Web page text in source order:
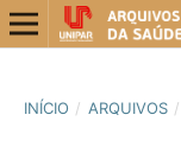
INÍCIO / ARQUIVOS /